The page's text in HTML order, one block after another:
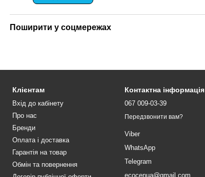
Поширити у соцмережах
Клієнтам
Вхід до кабінету
Про нас
Бренди
Оплата і доставка
Гарантія на товар
Обмін та повернення
Контактна інформація
067 009-03-39
Передзвонити вам?
Viber
WhatsApp
Telegram
ecocenua@gmail.com